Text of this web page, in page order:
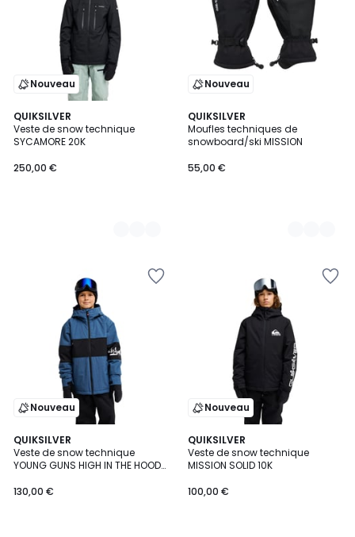
Nouveau
QUIKSILVER
Veste de snow technique
SYCAMORE 20K
250,00 €
7
Couleurs
Nouveau
QUIKSILVER
Moufles techniques de
snowboard/ski MISSION
55,00 €
3
Couleurs
Nouveau
QUIKSILVER
Veste de snow technique
YOUNG GUNS HIGH IN THE HOOD
130,00 €
2
Couleurs
Nouveau
QUIKSILVER
Veste de snow technique
MISSION SOLID 10K
100,00 €
3
Couleurs